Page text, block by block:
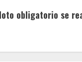
obligatorio se